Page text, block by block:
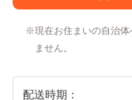
現在お住まいの自治
ません。
配送時期：